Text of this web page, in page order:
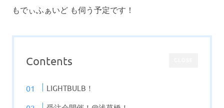
もでぃふぁいど も伺う予定です！
Contents
LIGHTBULB！